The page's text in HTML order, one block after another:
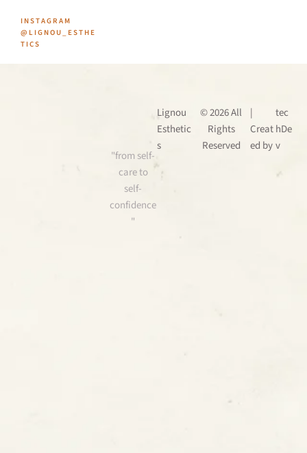
INSTAGRAM
@LIGNOU_ESTHE
TICS
"from self-
care to
self-
confidence
"
Lignou
Esthetic
s
© 2026 All
Rights
Reserved
|
Creat
ed by
tec
hDe
v